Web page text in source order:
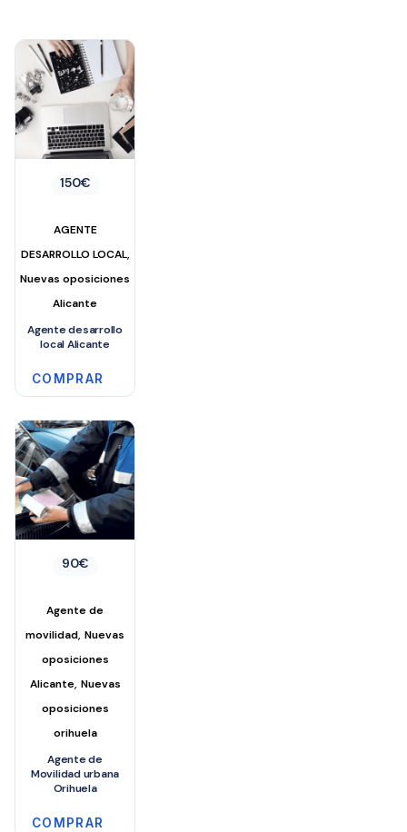
150€
AGENTE
DESARROLLO LOCAL,
Nuevas oposiciones
Alicante
Agente desarrollo
local Alicante
COMPRAR
90€
Agente de
movilidad,Nuevas
oposiciones
Alicante, Nuevas
oposiciones
orihuela
Agente de
Movilidad urbana
Orihuela
COMPRAR